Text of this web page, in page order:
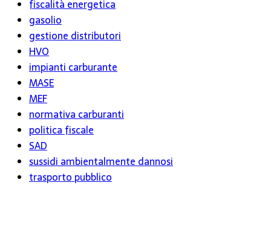
fiscalità energetica
gasolio
gestione distributori
HVO
impianti carburante
MASE
MEF
normativa carburanti
politica fiscale
SAD
sussidi ambientalmente dannosi
trasporto pubblico